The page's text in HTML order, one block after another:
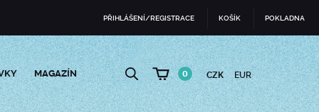
PŘIHLÁŠENÍ/REGISTRACE KOŠÍK POKLADNA
MAGAZÍN 0 CZK EUR